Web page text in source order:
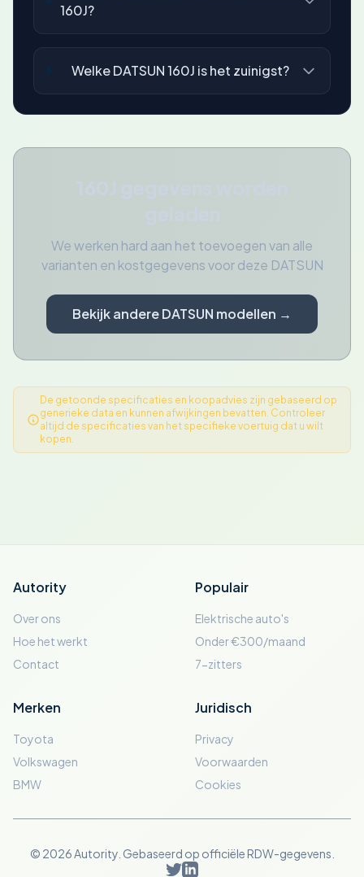
160J?
Welke DATSUN 160J is het zuinigst?
We werken hard aan het toevoegen van alle
varianten en kostgegevens voor deze DATSUN
Bekijk andere DATSUN modellen →
De getoonde specificaties en koopadvies zijn gebaseerd op
generieke data en kunnen afwijkingen bevatten. Controleer
altijd de specificaties van het specifieke voertuig dat u wilt
kopen.
Autority
Over ons
Hoe het werkt
Contact
Populair
Elektrische auto's
Onder €300/maand
7-zitters
Merken
Toyota
Volkswagen
BMW
Juridisch
Privacy
Voorwaarden
Cookies
© 2026 Autority. Gebaseerd op officiële RDW-gegevens.